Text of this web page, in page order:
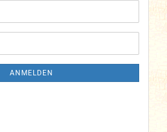
ANMELDEN